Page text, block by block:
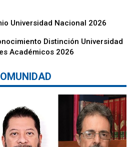
Universidad Nacional 2026
Distinción Universidad
Académicos 2026